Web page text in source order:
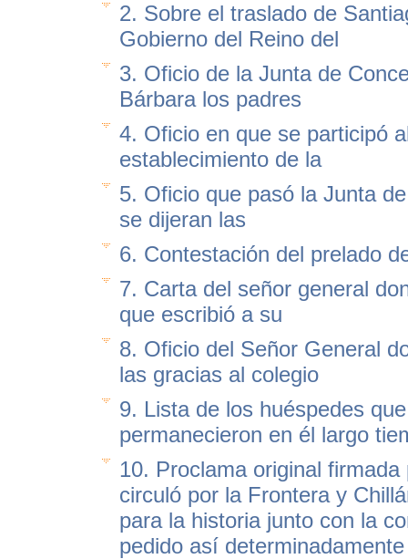
2. Sobre el traslado de
Gobierno del Reino del
3. Oficio de la Junta de
Bárbara los padres
4. Oficio en que se participó
establecimiento de la
5. Oficio que pasó la Junta
se dijeran las
6. Contestación del prelado
7. Carta del señor general
que escribió a su
8. Oficio del Señor General
las gracias al colegio
9. Lista de los huéspedes
permanecieron en él largo
10. Proclama original
circuló por la Frontera y
para la historia junto con la
pedido así